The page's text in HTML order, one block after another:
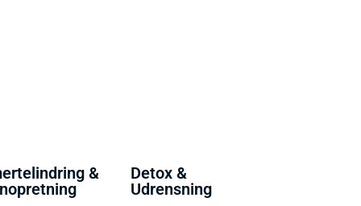
&
Detox &
Udrensning